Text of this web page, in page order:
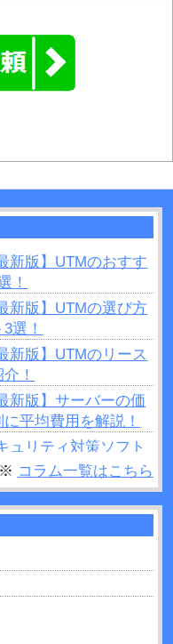
新版】UTMのおすす
！
新版】UTMの選び方
選！
新版】UTMのリース
！
新版】サーバーの価
平均費用を解説！
ュリティ対策ソフト
ィホールとは？被害
解説！
手順は？変更方法や
説！
※ コラム一覧はこちら